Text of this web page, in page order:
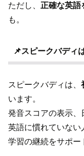
ただし、 正確な英語
も。
📌スピークバディ
スピークバディは、
います。
発音スコアの表示、
英語に慣れていない
学習の継続をサポー